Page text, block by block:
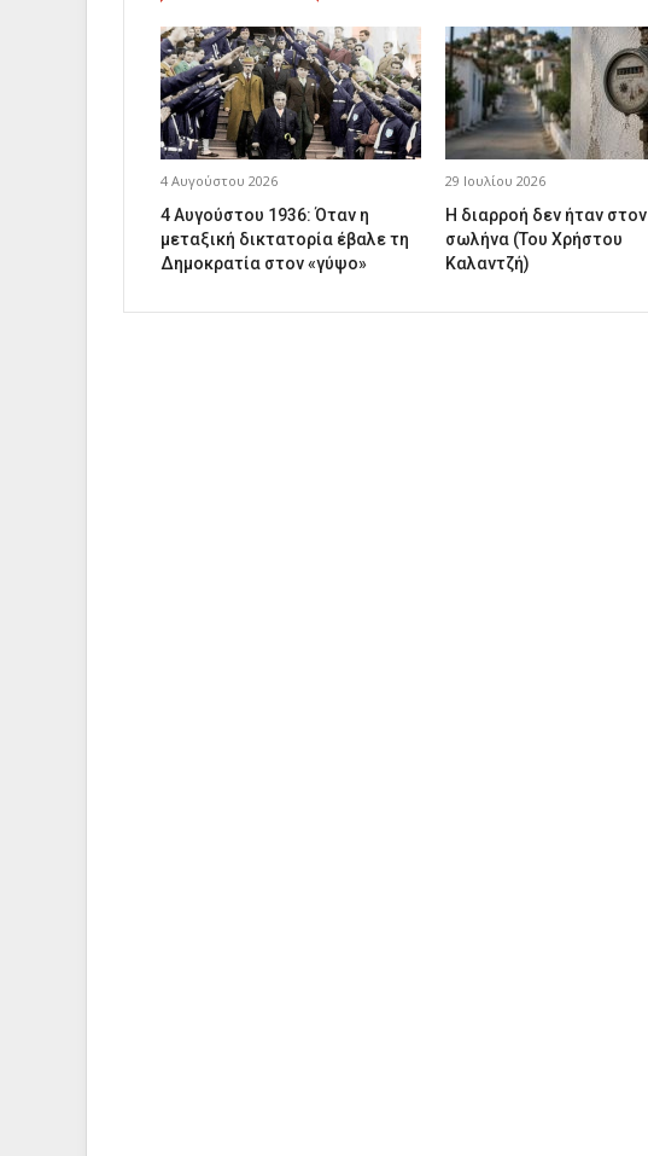
4 Αυγούστου 2026
4 Αυγούστου 1936: Όταν η
μεταξική δικτατορία έβαλε τη
Δημοκρατία στον «γύψο»
29 Ιουλίου 2026
Η διαρροή δεν ήταν στον
σωλήνα (Του Χρήστου
Καλαντζή)